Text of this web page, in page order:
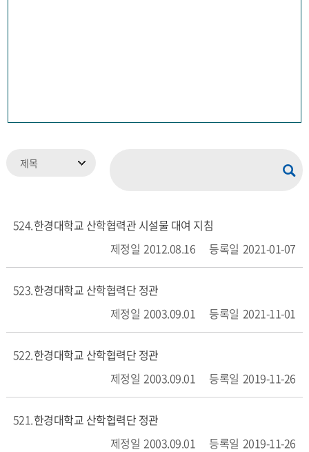
524 한경대학교 산학협력관 시설물 대여 지침
2012.08.16
2021-01-07
523 한경대학교 산학협력단 정관
2003.09.01
2021-11-01
522 한경대학교 산학협력단 정관
2003.09.01
2019-11-26
521 한경대학교 산학협력단 정관
2003.09.01
2019-11-26